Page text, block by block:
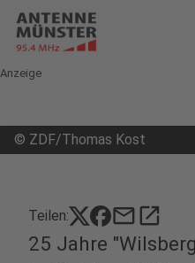
Anzeige
© ZDF/Thomas Kost
Teilen: mailopen_in_new
25 Jahre